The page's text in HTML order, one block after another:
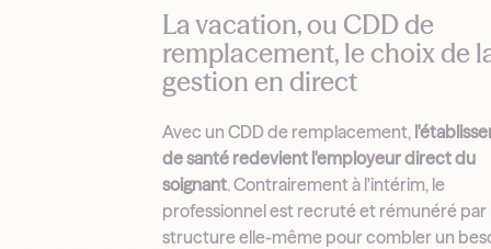
La vacation, ou CDD de
remplacement, le choix de
gestion en direct
Avec un CDD de remplacement,
de santé redevient l'employeur direct du
soignant. Contrairement à l'intérim, le
professionnel est recruté et rémunéré par
structure elle-même pour combler un